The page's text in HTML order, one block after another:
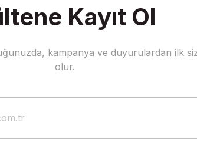
Kayıt Ol
kampanya ve duyurulardan ilk
olur.